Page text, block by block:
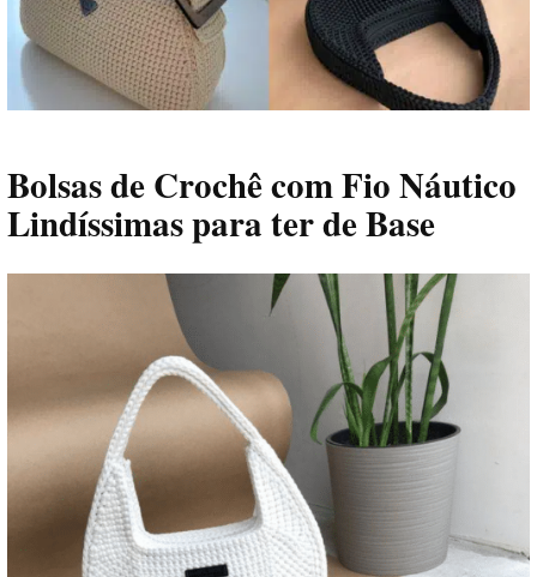
Bolsas de Crochê com Fio Náutico
Lindíssimas para ter de Base